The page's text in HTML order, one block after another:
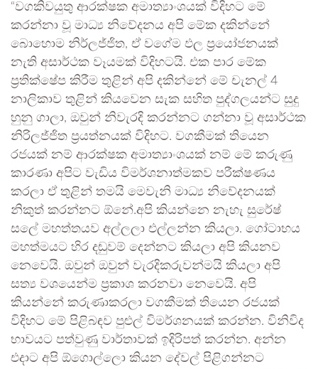
“වගකිවයුතු ආරක්ෂක අමාත්‍යාංශයක් විදිහට මේ
කරන්නා වූ මාධ්‍ය නිවේදනය අපි මේක දකින්නේ
බොහොම නිර්ලජ්ජිත, ඒ වගේම ඵල ප්‍රයෝජනයක්
නැති අසාර්ථක වෑයමක් විදිහටයි. එක පාර මේක
ප්‍රතික්ෂේප කිරීම තුළින් අපි දකින්නේ මේ චැනල් 4
නාලිකාව තුළින් කියවෙන සැක සහිත පුද්ගලයන්ට සුදු
හුනු ගාලා, ඔවුන් නිවැරදි කරන්නට ගන්නා වූ අසාර්ථක
නිරිලජ්ජිත ප්‍රයත්නයක් විදිහට. වගකීමක් තියෙන
රජයක් නම් ආරක්ෂක අමාත්‍යාංශයක් නම් මේ කරුණු
කාරණා අපිට වැඩිය විමර්ශනාත්මකව පරීක්ෂණය
කරලා ඒ තුළින් තමයි මෙවැනි මාධ්‍ය නිවේදනයක්
නිකුත් කරන්නට ඕනේ.අපි කියන්නෙ නැහැ සුරේෂ්
සලේ මහත්තයව අල්ලලා එල්ලන්න කියලා. ගෝටාභය
මහත්මයට හිර දඬුවම් දෙන්නට කියලා අපි කියනව
නෙවෙයි. ඔවුන් ඔවුන් වැරදිකරුවන්මයි කියලා අපි
සත්‍ය වශයෙන්ම ප්‍රකාශ කරනවා නෙවෙයි. අපි
කියන්නේ කරුණාකරලා වගකීමක් තියෙන රජයක්
විදිහට මේ පිළිබඳව පුළුල් විමර්ශනයක් කරන්න. විනිවිද
භාවයට පත්වුණු වාර්තාවක් ඉදිරිපත් කරන්න. අන්න
එදාට අපි ඕගොල්ලො කියන දේවල් පිළිගන්නට